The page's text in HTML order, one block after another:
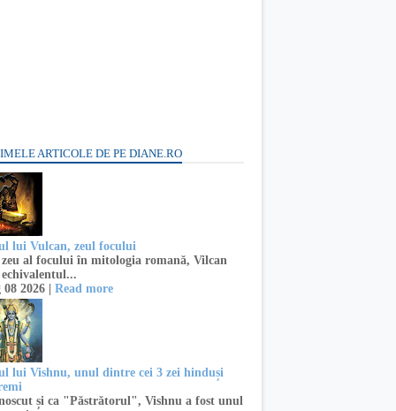
ARTICOLE DE PE DIANE.RO
lui Vulcan, zeul focului
al focului în mitologia romană, Vilcan
echivalentul...
08 2026 | Read more
lui Vishnu, unul dintre cei 3 zei hinduși
și ca "Păstrătorul", Vishnu a fost unul